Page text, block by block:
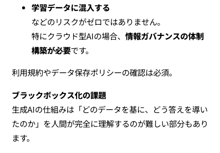
学習データに混入する
などのリスクがゼロではありません。
特にクラウド型AIの場合、 情報ガバナンスの体制
構築が必要です。
利用規約やデータ保存ポリシーの確認は必須。
ブラックボックス化の課題
生成AIの仕組みは「どのデータを基に、どう答えを導い
たのか」を人間が完全に理解するのが難しい部分もあり
ます。